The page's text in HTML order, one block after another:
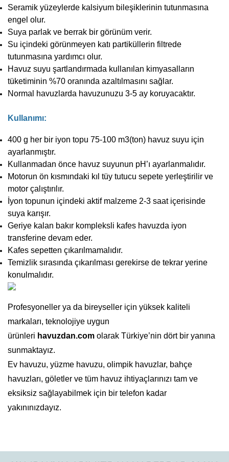
Seramik yüzeylerde kalsiyum bileşiklerinin tutunmasına
engel olur.
Suya parlak ve berrak bir görünüm verir.
Su içindeki görünmeyen katı partiküllerin filtrede
tutunmasına yardımcı olur.
Havuz suyu şartlandırmada kullanılan kimyasalların
tüketiminin %70 oranında azaltılmasını sağlar.
Normal havuzlarda havuzunuzu 3-5 ay koruyacaktır.
Kullanımı:
400 g her bir iyon topu 75-100 m3(ton) havuz suyu için
ayarlanmıştır.
Kullanmadan önce havuz suyunun pH’ı ayarlanmalıdır.
Motorun ön kısmındaki kıl tüy tutucu sepete yerleştirilir ve
motor çalıştırılır.
İyon topunun içindeki aktif malzeme 2-3 saat içerisinde
suya karışır.
Geriye kalan bakır kompleksli kafes havuzda iyon
transferine devam eder.
Kafes sepetten çıkarılmamalıdır.
Temizlik sırasında çıkarılması gerekirse de tekrar yerine
konulmalıdır.
Profesyoneller ya da bireyseller için yüksek kaliteli
markaları, teknolojiye uygun
ürünleri havuzdan.com olarak Türkiye’nin dört bir yanına
sunmaktayız.
Ev havuzu, yüzme havuzu, olimpik havuzlar, bahçe
havuzları, göletler ve tüm havuz ihtiyaçlarınızı tam ve
eksiksiz sağlayabilmek için bir telefon kadar
yakınınızdayız.